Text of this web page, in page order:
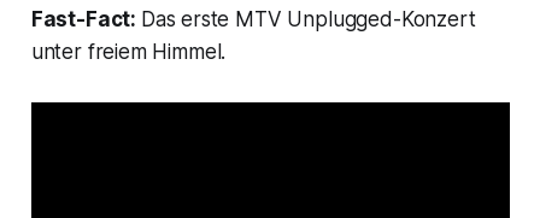
Fast-Fact: Das erste MTV Unplugged-Konzert
unter freiem Himmel.